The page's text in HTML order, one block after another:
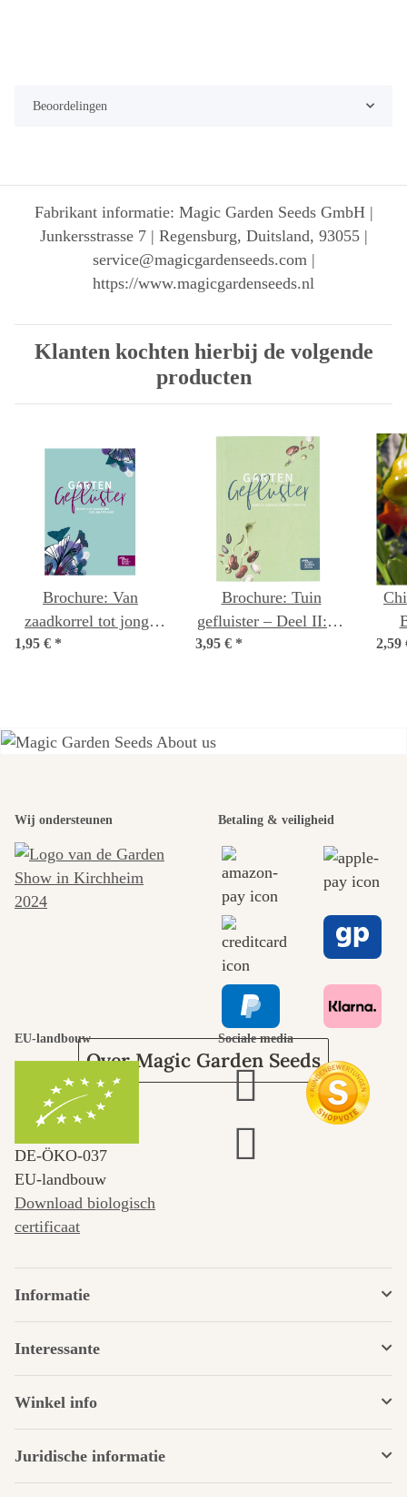
Beoordelingen
Fabrikant informatie: Magic Garden Seeds GmbH |
Junkersstrasse 7 | Regensburg, Duitsland, 93055 |
service@magicgardenseeds.com |
https://www.magicgardenseeds.nl
Klanten kochten hierbij de volgende
producten
Brochure: Van
zaadkorrel tot jonge
plant (Duitstalig)
1,95 € *
Brochure: Tuin
gefluister – Deel II: Je
eigen zaad oogsten
3,95 € * 2,59
mooiste paden
naar onszelf
leidt door de
tuin.
Over Magic Garden Seeds
Wij ondersteunen Betaling & veiligheid
EU-landbouw
DE‑ÖKO‑037
EU-landbouw
Download biologisch
certificaat
Sociale media
Informatie
Interessante
Winkel info
Juridische informatie